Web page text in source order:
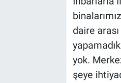
daire
yok.
şeye